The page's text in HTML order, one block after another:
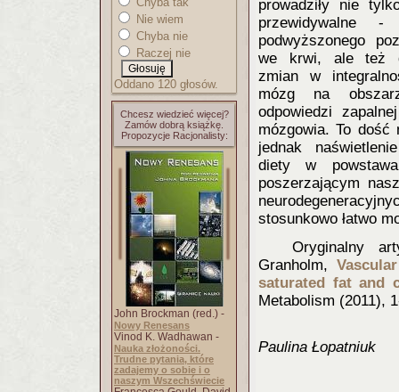
Nie wiem
Chyba nie
Raczej nie
Oddano 120 głosów.
Chcesz wiedzieć więcej?
Zamów dobrą książkę.
Propozycje Racjonalisty:
John Brockman (red.) -
Nowy Renesans
Vinod K. Wadhawan -
Nauka złożoności.
Trudne pytania, które
zadajemy o sobie i o
naszym Wszechświecie
prowadziły nie
przewidywalne
podwyższonego
we krwi, ale też
zmian w
mózg na
odpowiedzi
mózgowia. To dość
jednak
diety w
poszerzającym
stosunkowo łatwo
Oryginalny
Granholm,Vascula
saturated fat and
Metabolism (2011),
Paulina Łopatniuk